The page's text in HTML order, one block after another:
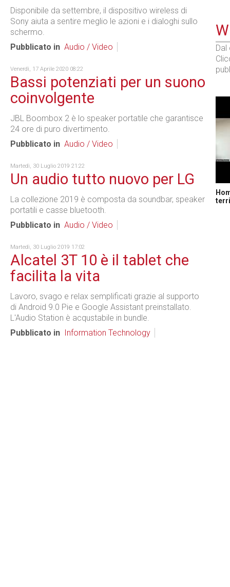
Disponibile da settembre, il dispositivo wireless di
Sony aiuta a sentire meglio le azioni e i dialoghi sullo
schermo.
Pubblicato in Audio / Video
Venerdì, 17 Aprile 2020 08:22
Bassi potenziati per un suono
coinvolgente
JBL Boombox 2 è lo speaker portatile che garantisce
24 ore di puro divertimento.
Pubblicato in Audio / Video
Martedì, 30 Luglio 2019 21:22
Un audio tutto nuovo per LG
La collezione 2019 è composta da soundbar, speaker
portatili e casse bluetooth.
Pubblicato in Audio / Video
Martedì, 30 Luglio 2019 17:02
Alcatel 3T 10 è il tablet che
facilita la vita
Lavoro, svago e relax semplificati grazie al supporto
di Android 9.0 Pie e Google Assistant preinstallato.
L'Audio Station è acqustabile in bundle.
Pubblicato in
Information Technology